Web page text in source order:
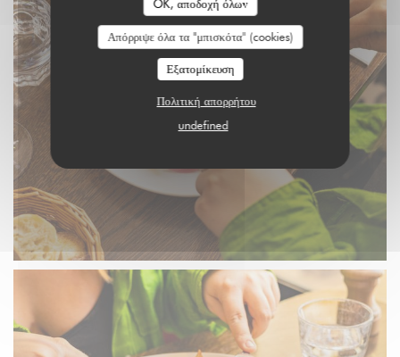
OK, αποδοχή όλων
Απόρριψε όλα τα "μπισκότα" (cookies)
Εξατομίκευση
Πολιτική απορρήτου
undefined